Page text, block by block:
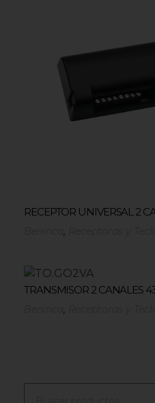
RECEPTOR UNIVERSAL 2
,
TRANSMISOR 2 CANALES
,